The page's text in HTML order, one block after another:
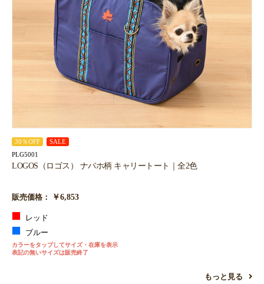
30％OFF SALE
PLG5001
LOGOS（ロゴス） ナバホ柄 キャリートート｜全2色
販売価格： ￥6,853
レッド
ブルー
カラーをタップしてサイズ・在庫を表示
表記の無いサイズは販売終了
もっと見る